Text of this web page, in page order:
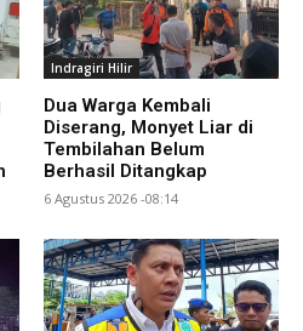
Indragiri Hilir
Dua Warga Kembali
Diserang, Monyet Liar di
Tembilahan Belum
Berhasil Ditangkap
6 Agustus 2026 -08:14